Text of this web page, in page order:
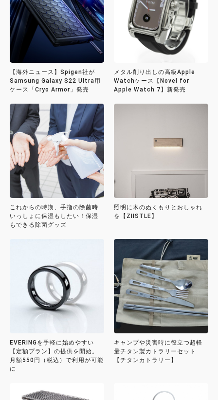
【海外ニュース】Spigen社が
Samsung Galaxy S22 Ultra用
ケース「Cryo Armor」発売
メタル削り出しの高級Apple
Watchケース【Novel for
Apple Watch 7】新発売
これからの時期、手指の除菌時
いっしょに保湿もしたい！保湿
もできる除菌グッズ
照明に木のぬくもりとおしゃれ
を【ZIISTLE】
EVERINGを手軽に始めやすい
【定額プラン】の提供を開始。
月額550円（税込）で利用が可能
に
キャンプや災害時に役立つ超軽
量チタン製カトラリーセット
【チタンカトラリー】